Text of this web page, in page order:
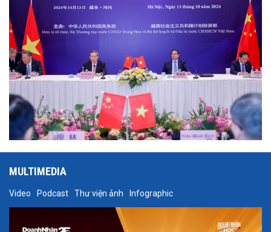
MULTIMEDIA
Video Podcast Thư viện ảnh Infographic